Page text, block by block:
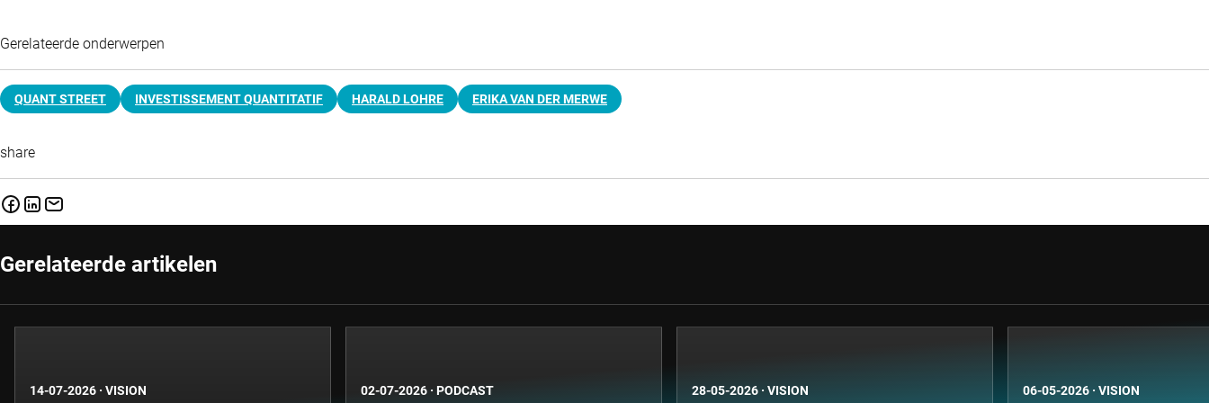
Gerelateerde onderwerpen
QUANT STREET INVESTISSEMENT QUANTITATIF HARALD LOHRE ERIKA VAN DER MERWE
share
Gerelateerde artikelen
14-07-2026 · VISION 02-07-2026 · PODCAST 28-05-2026 · VISION 06-05-2026 · VISION